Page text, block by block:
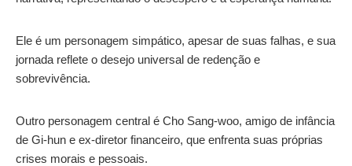
Ele é um personagem simpático, apesar de suas falhas, e sua
jornada reflete o desejo universal de redenção e
sobrevivência.
Outro personagem central é Cho Sang-woo, amigo de infância
de Gi-hun e ex-diretor financeiro, que enfrenta suas próprias
crises morais e pessoais.